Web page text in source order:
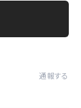
通報する